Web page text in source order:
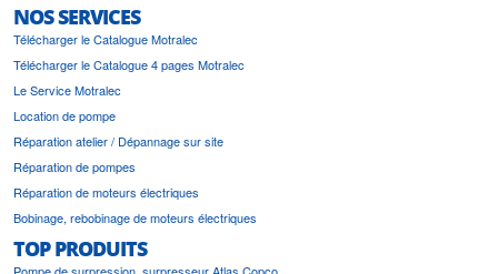
NOS SERVICES
Télécharger le Catalogue Motralec
Télécharger le Catalogue 4 pages Motralec
Le Service Motralec
Location de pompe
Réparation atelier / Dépannage sur site
Réparation de pompes
Réparation de moteurs électriques
Bobinage, rebobinage de moteurs électriques
TOP PRODUITS
Pompe de surpression, surpresseur Atlas Copco